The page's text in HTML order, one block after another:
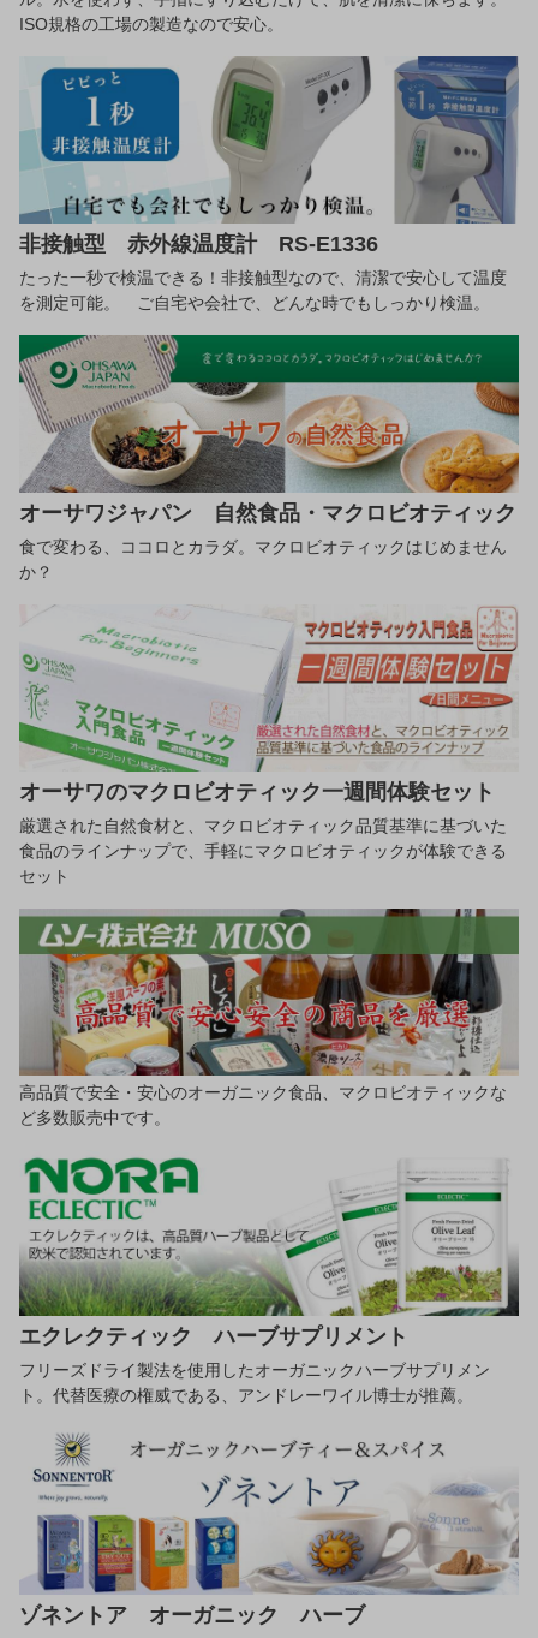
ISO規格の工場の製造なので安心。
非接触型 赤外線温度計 RS-E1336
たった一秒で検温できる！非接触型なので、清潔で安心して温度
を測定可能。 ご自宅や会社で、どんな時でもしっかり検温。
オーサワジャパン 自然食品・マクロビオティック
食で変わる、ココロとカラダ。マクロビオティックはじめません
か？
オーサワのマクロビオティック一週間体験セット
厳選された自然食材と、マクロビオティック品質基準に基づいた
食品のラインナップで、手軽にマクロビオティックが体験できる
セット
高品質で安全・安心のオーガニック食品、マクロビオティックな
ど多数販売中です。
エクレクティック ハーブサプリメント
フリーズドライ製法を使用したオーガニックハーブサプリメン
ト。代替医療の権威である、アンドレーワイル博士が推薦。
ゾネントア オーガニック ハーブ